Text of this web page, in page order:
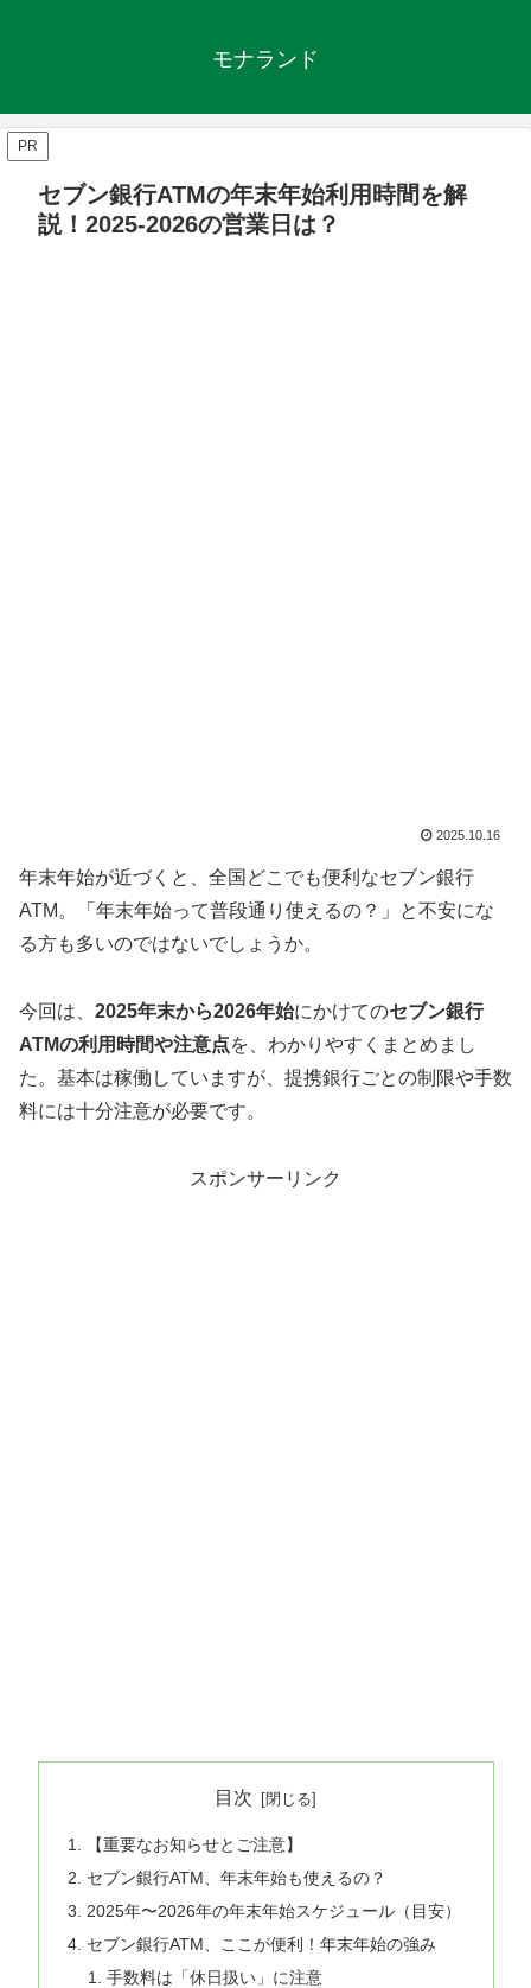
モナランド
PR
セブン銀行ATMの年末年始利用時間を解
説！2025‐2026の営業日は？
2025.10.16
年末年始が近づくと、全国どこでも便利なセブン銀行
ATM。「年末年始って普段通り使えるの？」と不安にな
る方も多いのではないでしょうか。
今回は、 2025年末から2026年始にかけてのセブン銀行
ATMの利用時間や注意点を、わかりやすくまとめまし
た。基本は稼働していますが、提携銀行ごとの制限や手数
料には十分注意が必要です。
スポンサーリンク
目次
【重要なお知らせとご注意】
セブン銀行ATM、年末年始も使えるの？
2025年〜2026年の年末年始スケジュール（目安）
セブン銀行ATM、ここが便利！年末年始の強み
手数料は「休日扱い」に注意